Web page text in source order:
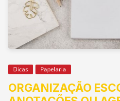
Dicas Papelaria
ORGANIZAÇÃO